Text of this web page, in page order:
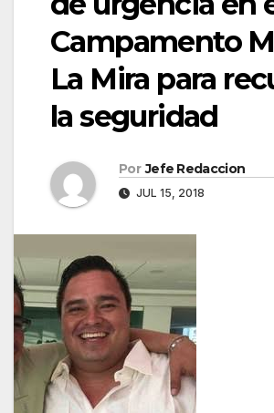
Campamento
La Mira para
la seguridad
Por Jefe Redaccion
JUL 15, 2018